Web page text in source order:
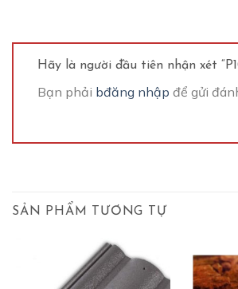
Hãy là người đầu tiên nhận xét
Bạn phải bđăng nhập để gửi
SẢN PHẨM TƯƠNG TỰ